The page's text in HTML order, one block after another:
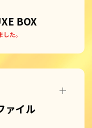
BOX
た。
ァイル